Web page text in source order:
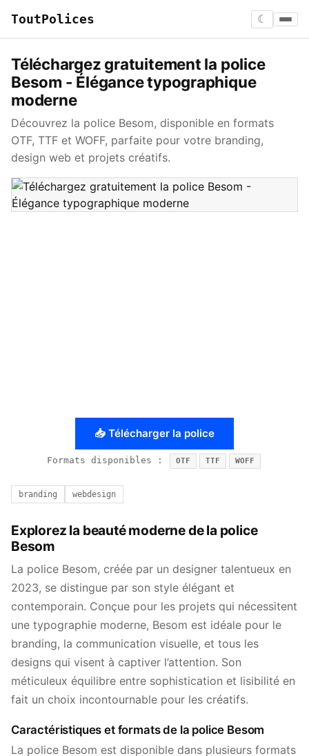
ToutPolices ☾
Téléchargez gratuitement la police
Besom - Élégance typographique
moderne
Découvrez la police Besom, disponible en formats
OTF, TTF et WOFF, parfaite pour votre branding,
design web et projets créatifs.
📥 Télécharger la police
Formats disponibles : OTF TTF WOFF
branding webdesign
Explorez la beauté moderne de la police
Besom
La police Besom, créée par un designer talentueux en
2023, se distingue par son style élégant et
contemporain. Conçue pour les projets qui nécessitent
une typographie moderne, Besom est idéale pour le
branding, la communication visuelle, et tous les
designs qui visent à captiver l’attention. Son
méticuleux équilibre entre sophistication et lisibilité en
fait un choix incontournable pour les créatifs.
Caractéristiques et formats de la police Besom
La police Besom est disponible dans plusieurs formats